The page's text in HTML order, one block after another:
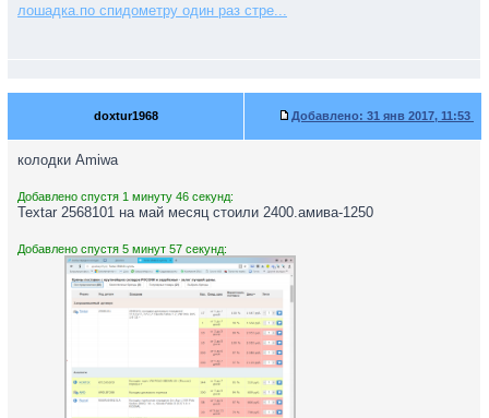
лошадка.по спидометру один раз стре...
doxtur1968 Добавлено: 31 янв 2017, 11:53
колодки Amiwa
Добавлено спустя 1 минуту 46 секунд:
Textar 2568101 на май месяц стоили 2400.амива-1250
Добавлено спустя 5 минут 57 секунд: